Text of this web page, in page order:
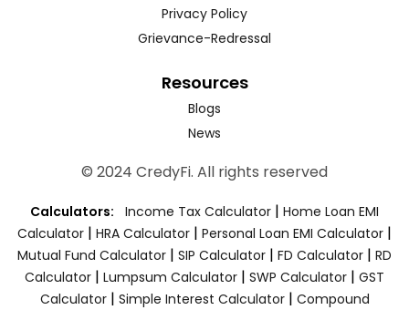
Privacy Policy
Grievance-Redressal
Resources
Blogs
News
© 2024 CredyFi. All rights reserved
Calculators: Income Tax Calculator | Home Loan EMI
Calculator | HRA Calculator | Personal Loan EMI Calculator |
Mutual Fund Calculator | SIP Calculator | FD Calculator | RD
Calculator | Lumpsum Calculator | SWP Calculator | GST
Calculator| Simple Interest Calculator| Compound